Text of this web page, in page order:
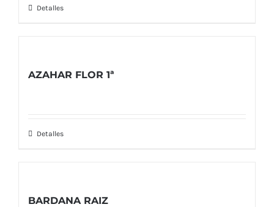
Detalles
AZAHAR FLOR 1ª
Detalles
BARDANA RAIZ